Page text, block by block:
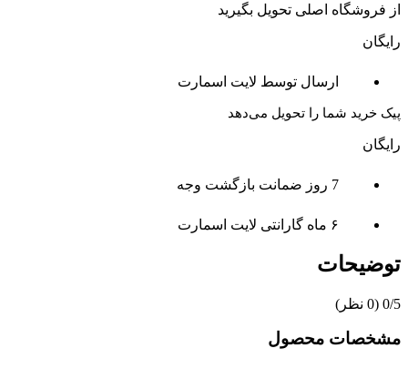
از فروشگاه اصلی تحویل بگیرید
رایگان
ارسال توسط لایت اسمارت
پیک خرید شما را تحویل می‌دهد
رایگان
7 روز ضمانت بازگشت وجه
۶ ماه گارانتی لایت اسمارت
توضیحات
‫0/5 ‫(0 نظر)
مشخصات محصول